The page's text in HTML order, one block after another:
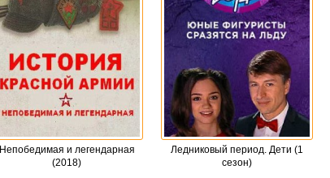
Непобедимая и легендарная
(2018)
Ледниковый период. Дети (1
сезон)